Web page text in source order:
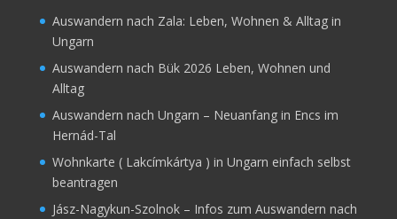
Auswandern nach Zala: Leben, Wohnen & Alltag in
Ungarn
Auswandern nach Bük 2026 Leben, Wohnen und
Alltag
Auswandern nach Ungarn – Neuanfang in Encs im
Hernád-Tal
Wohnkarte ( Lakcímkártya ) in Ungarn einfach selbst
beantragen
Jász-Nagykun-Szolnok – Infos zum Auswandern nach